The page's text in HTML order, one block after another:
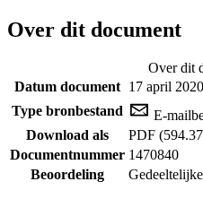
Over dit document
Over dit
Datum document 17 april 2020
Type bronbestand
E-
Download als
PDF
Documentnummer 1470840
Beoordeling